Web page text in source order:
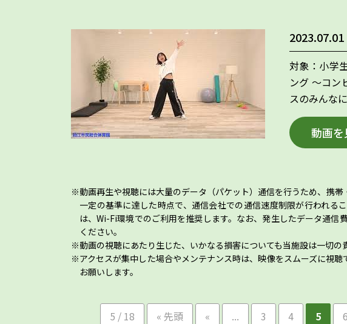
2023.07.01
対象：小学
ング ～コン
スのみんな
動画を
動画再生や視聴には大量のデータ（パケット）通信を行うため、携
一定の基準に達した時点で、通信会社での通信速度制限が行われる
は、Wi-Fi環境でのご利用を推奨します。なお、発生したデータ通
ください。
動画の視聴にあたり生じた、いかなる損害についても当施設は一切の
アクセスが集中した場合やメンテナンス時は、映像をスムーズに視
お願いします。
5 / 18 « 先頭 « ... 3 4 5 6